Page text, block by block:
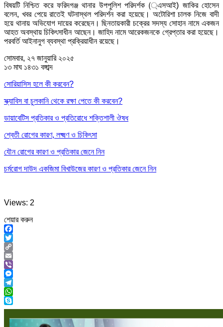
বিষয়টি নিশ্চিত করে ফরিদগঞ্জ থানার উপপুলিশ পরিদর্শক (্এসআই) জাকির হোসেন
বলেন, খবর পেয়ে রাতেই ঘটনাস্থল পরিদর্শন করা হয়েছে। অটোরিশা চালক নিজে বাদী
হয়ে থানায় অভিযোগ দায়ের করেছেন। ছিনতায়কারী চক্রের সদস্য সোহান নামে একজন
আহত অবস্থায় চিকিৎসাধীন আছেন। জাহিদ নামে আরেকজনকে গ্রেপ্তার করা হয়েছে।
পরবর্তি আইনানুগ ব্যবস্থা প্রক্রিয়াধীন রয়েছে।
সোমবার, ২৭ জানুয়ারি ২০২৫
১৩ মাঘ ১৪৩১ বঙ্গাব্দ
সোরিয়াসিস হলে কী করবেন?
স্ক্যাবিস বা চুলকানি থেকে রক্ষা পেতে কী করবেন?
ডায়াবেটিস প্রতিকার ও প্রতিরোধে শক্তিশালী ঔষধ
শ্বেতী রোগের কারণ, লক্ষ্মণ ও চিকিৎসা
যৌন রোগের কারণ ও প্রতিকার জেনে নিন
চর্মরোগ দাউদ একজিমা বিখাউজের কারণ ও প্রতিকার জেনে নিন
Views: 2
শেয়ার করুন
Facebook
Twitter
Copy
Link
Email
Viber
Messenger
Telegram
WhatsApp
Skype